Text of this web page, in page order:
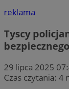
reklama
Tyscy
29 lipca 2025
Czas czytania: 4